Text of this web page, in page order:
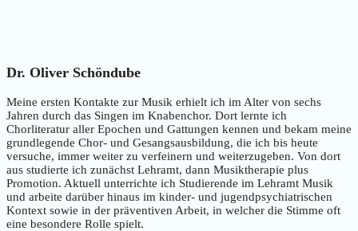
Dr. Oliver Schöndube
Meine ersten Kontakte zur Musik erhielt ich im Alter von sechs
Jahren durch das Singen im Knabenchor. Dort lernte ich
Chorliteratur aller Epochen und Gattungen kennen und bekam meine
grundlegende Chor- und Gesangsausbildung, die ich bis heute
versuche, immer weiter zu verfeinern und weiterzugeben. Von dort
aus studierte ich zunächst Lehramt, dann Musiktherapie plus
Promotion. Aktuell unterrichte ich Studierende im Lehramt Musik
und arbeite darüber hinaus im kinder- und jugendpsychiatrischen
Kontext sowie in der präventiven Arbeit, in welcher die Stimme oft
eine besondere Rolle spielt.